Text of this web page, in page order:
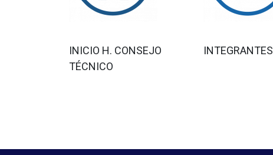
INICIO H. CONSEJO
TÉCNICO
INTEGRANTES